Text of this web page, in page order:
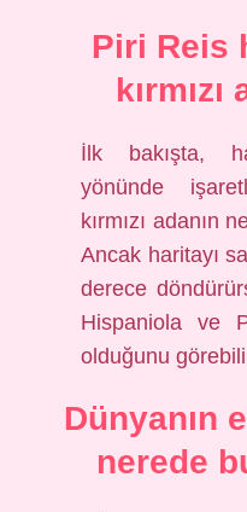
Piri Reis
İlk bakışta,
yönünde
kırmızı adanın
Ancak haritayı
derece
Hispaniola ve
olduğunu
Dünyanın
nerede